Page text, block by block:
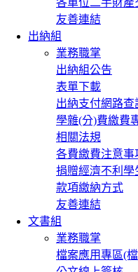
各單位二手財產
友善連結
出納組
業務職掌
出納組公告
表單下載
出納支付網路查
學雜(分)費繳費
相關法規
各費繳費注意事
捐贈經濟不利學
款項繳納方式
友善連結
文書組
業務職掌
檔案應用專區(